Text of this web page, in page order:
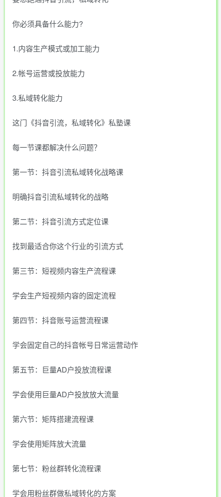
你必须具备什么能力?
1.内容生产模式或加工能力
2.帐号运营或投放能力
3.私域转化能力
这门《抖音引流，私域转化》私塾课
每一节课都解决什么问题？
第一节：抖音引流私域转化战略课
明确抖音引流私域转化的战略
第二节：抖音引流方式定位课
找到最适合你这个行业的引流方式
第三节：短视频内容生产流程课
学会生产短视频内容的固定流程
第四节：抖音账号运营流程课
学会固定自己的抖音帐号日常运营动作
第五节：巨量AD户投放流程课
学会使用巨量AD户投放放大流量
第六节：矩阵搭建流程课
学会使用矩阵放大流量
第七节：粉丝群转化流程课
学会用粉丝群做私域转化的方案